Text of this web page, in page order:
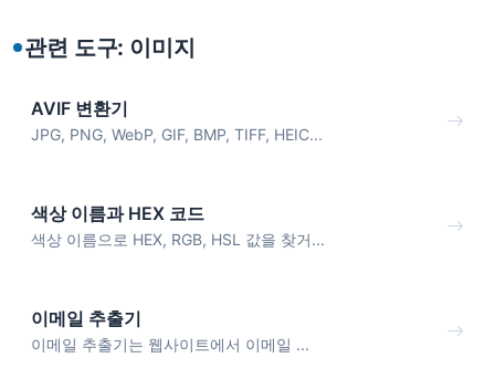
관련 도구: 이미지
AVIF 변환기
JPG, PNG, WebP, GIF, BMP, TIFF, HEIC...
색상 이름과 HEX 코드
색상 이름으로 HEX, RGB, HSL 값을 찾거...
이메일 추출기
이메일 추출기는 웹사이트에서 이메일 ...